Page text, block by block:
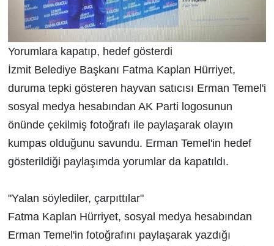
Yorumlara kapatıp, hedef gösterdi
İzmit Belediye Başkanı Fatma Kaplan Hürriyet,
duruma tepki gösteren hayvan satıcısı Erman Temel'i
sosyal medya hesabından AK Parti logosunun
önünde çekilmiş fotoğrafı ile paylaşarak olayın
kumpas olduğunu savundu. Erman Temel'in hedef
gösterildiği paylaşımda yorumlar da kapatıldı.
"Yalan söylediler, çarpıttılar"
Fatma Kaplan Hürriyet, sosyal medya hesabından
Erman Temel'in fotoğrafını paylaşarak yazdığı